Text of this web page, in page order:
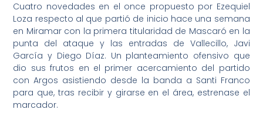
Cuatro novedades en el once propuesto por Ezequiel
Loza respecto al que partió de inicio hace una semana
en Miramar con la primera titularidad de Mascaró en la
punta del ataque y las entradas de Vallecillo, Javi
García y Diego Díaz. Un planteamiento ofensivo que
dio sus frutos en el primer acercamiento del partido
con Argos asistiendo desde la banda a Santi Franco
para que, tras recibir y girarse en el área, estrenase el
marcador.